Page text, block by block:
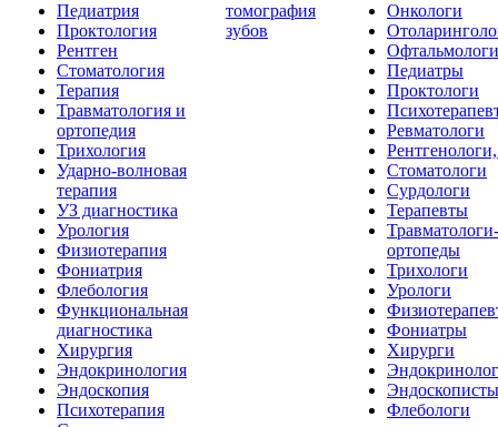
Педиатрия
Проктология
Рентген
Стоматология
Терапия
Травматология и
ортопедия
Трихология
Ударно-волновая
терапия
УЗ диагностика
Урология
Физиотерапия
Фониатрия
Флебология
Функциональная
диагностика
Хирургия
Эндокринология
Эндоскопия
Психотерапия
томография
зубов
Онкологи
Офтальмологи
Педиатры
Проктологи
Ревматологи
Стоматологи
Сурдологи
Терапевты
Травматологи-
ортопеды
Трихологи
Урологи
Фониатры
Хирурги
Эндоскописты
Флебологи